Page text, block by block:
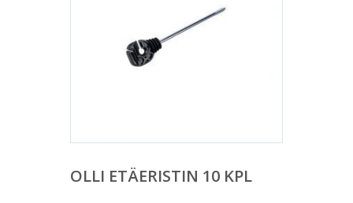
OLLI ETÄERISTIN 10 KPL